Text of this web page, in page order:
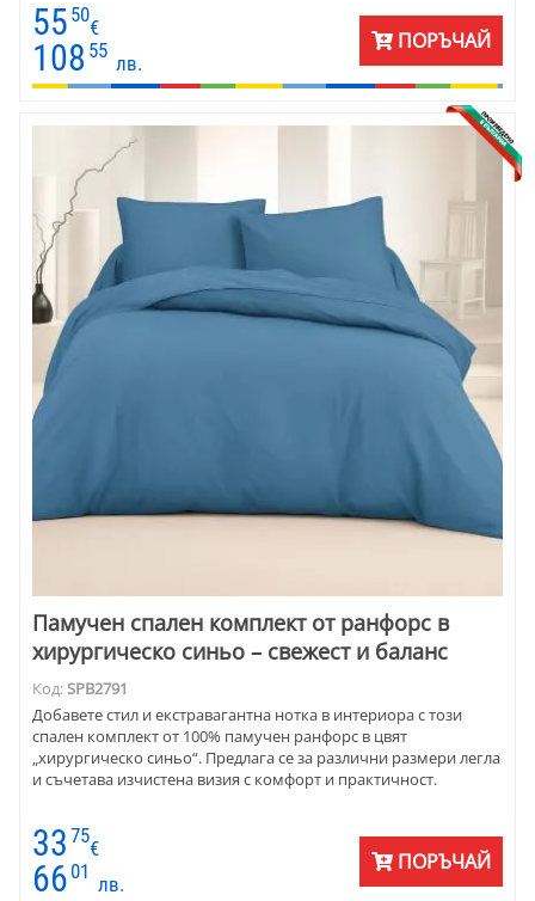
55 50
€
108 55
лв.
ПОРЪЧАЙ
Памучен спален комплект от ранфорс в
хирургическо синьо – свежест и баланс
Код:SPB2791
Добавете стил и екстравагантна нотка в интериора с този
спален комплект от 100% памучен ранфорс в цвят
„хирургическо синьо“. Предлага се за различни размери легла
и съчетава изчистена визия с комфорт и практичност.
33 75
€
66 01
лв.
ПОРЪЧАЙ